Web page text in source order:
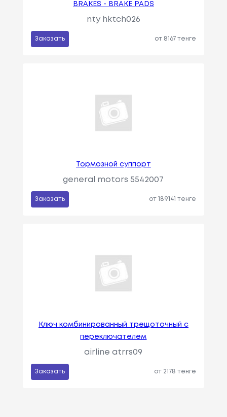
BRAKES - BRAKE PADS
nty hktch026
Заказать от 8167 тенге
Тормозной суппорт
general motors 5542007
Заказать от 189141 тенге
Ключ комбинированный трещоточный с
переключателем
airline atrrs09
Заказать от 2178 тенге